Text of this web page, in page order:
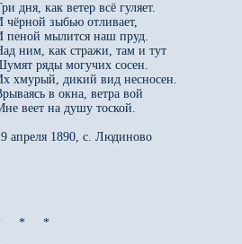
дня, как ветер всё гуляет.
чёрной зыбью отливает,
пеной мылится наш пруд.
ним, как стражи, там и тут
ряды могучих сосен.
хмурый, дикий вид несносен.
в окна, ветра вой
веет на душу тоской.
апреля 1890, с. Людиново
*     *